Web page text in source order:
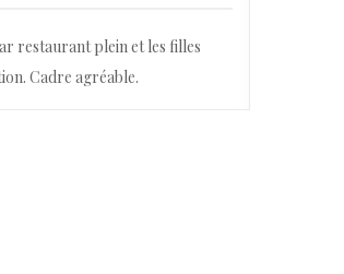
restaurant plein et les filles
Cadre agréable.